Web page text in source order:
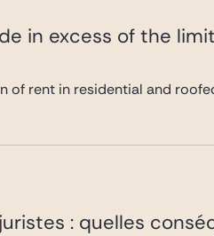
in excess of the
rent in residential and
: quelles